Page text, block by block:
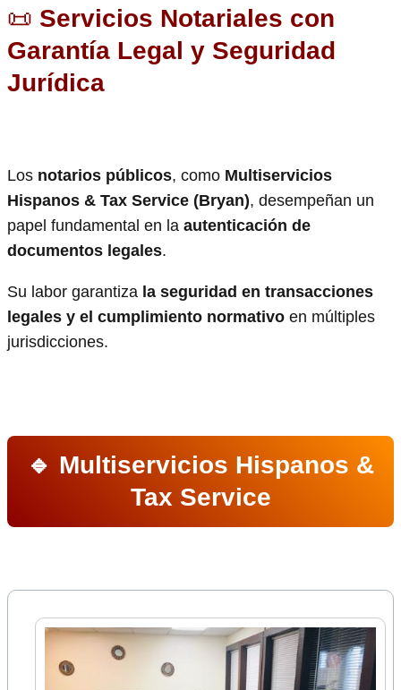
📜 Servicios Notariales con
Garantía Legal y Seguridad
Jurídica
Los notarios públicos, como Multiservicios
Hispanos & Tax Service (Bryan), desempeñan un
papel fundamental en la autenticación de
documentos legales.
Su labor garantiza la seguridad en transacciones
legales y el cumplimiento normativo en múltiples
jurisdicciones.
🔹 Multiservicios Hispanos &
Tax Service